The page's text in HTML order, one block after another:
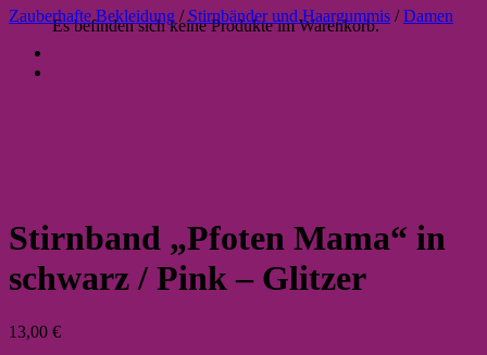
Es befinden sich keine Produkte im Warenkorb.
Zauberhafte Bekleidung / Stirnbänder und Haargummis / Damen
Stirnband „Pfoten Mama“ in
schwarz / Pink – Glitzer
13,00 €